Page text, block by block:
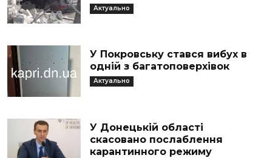
Актуально
У Покровську стався вибух в
одній з багатоповерхівок
Актуально
У Донецькій області
скасовано послаблення
карантинного режиму